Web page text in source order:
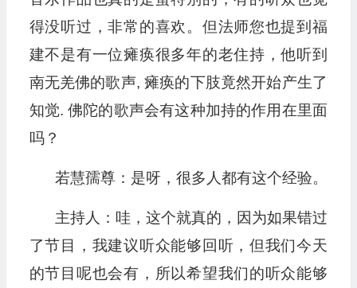
得没听过，非常的喜欢。但法师您也提到福
建不是有一位瘫痪很多年的老住持，他听到
南无羌佛的歌声, 瘫痪的下肢竟然开始产生了
知觉. 佛陀的歌声会有这种加持的作用在里面
吗？
若慧孺尊：是呀，很多人都有这个经验。
主持人：哇，这个就真的，因为如果错过
了节目，我建议听众能够回听，但我们今天
的节目呢也会有，所以希望我们的听众能够